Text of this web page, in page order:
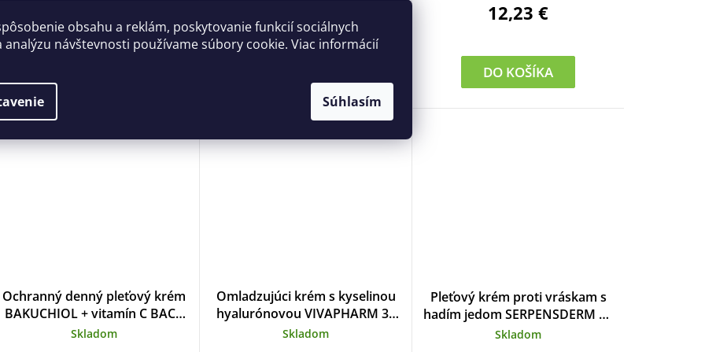
obsahu a reklám, poskytovanie funkcií sociálnych
analýzu návštevnosti používame súbory cookie. Viac informácií
Súhlasím
12,23 €
DO KOŠÍKA
Ochranný denný pleťový krém
BAKUCHIOL + vitamín C BACK
IN TIME 50 ml
Skladom
Omladzujúci krém s kyselinou
hyalurónovou VIVAPHARM 30
ml
Skladom
Pleťový krém proti vráskam s
hadím jedom SERPENSDERM 50
ml
Skladom